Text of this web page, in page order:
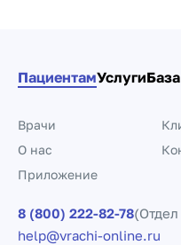
ПациентамУслуги
Врачи
О нас
Приложение
8 (800) 222-82-78
help@vrachi-online.ru